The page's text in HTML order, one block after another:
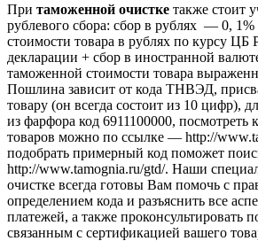
При таможенной очистке также стоит
рублевого сбора: сбор в рублях — 0,
стоимости товара в рублях по курсу ЦБ
декларации + сбор в иност­ранной
таможенной стоимости товара
Пошлина зависит от кода ТНВЭД,
товару (он всегда состоит из 10 цифр),
из фарфора код 6911100000, посмотреть
товаров можно по ссылке — http://
подобрать примерный код поможет
http://www.tamognia.ru/gtd/. Наши
очистке всегда готовы Вам помочь с
определением кода и разъяснить все
платежей, а также проконсультировать
связанным с сертификацией вашего